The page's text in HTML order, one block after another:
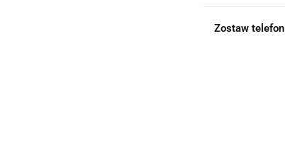
Zostaw telefon